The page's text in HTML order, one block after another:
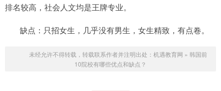
排名较高，社会人文均是王牌专业。
缺点：只招女生，几乎没有男生，女生精致，有点卷。
未经允许不得转载，转载联系作者并注明出处： 机遇教育网 » 韩国前
10院校有哪些优点和缺点？